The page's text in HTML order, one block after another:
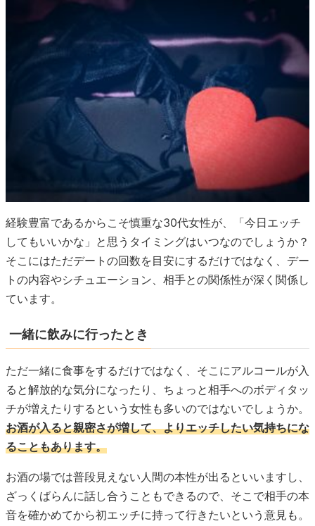
経験豊富であるからこそ慎重な30代女性が、「今日エッチ
してもいいかな」と思うタイミングはいつなのでしょうか？
そこにはただデートの回数を目安にするだけではなく、デー
トの内容やシチュエーション、相手との関係性が深く関係し
ています。
一緒に飲みに行ったとき
ただ一緒に食事をするだけではなく、そこにアルコールが入
ると解放的な気分になったり、ちょっと相手へのボディタッ
チが増えたりするという女性も多いのではないでしょうか。
お酒が入ると親密さが増して、よりエッチしたい気持ちにな
ることもあります。
お酒の場では普段見えない人間の本性が出るといいますし、
ざっくばらんに話し合うこともできるので、そこで相手の本
音を確かめてから初エッチに持って行きたいという意見も。